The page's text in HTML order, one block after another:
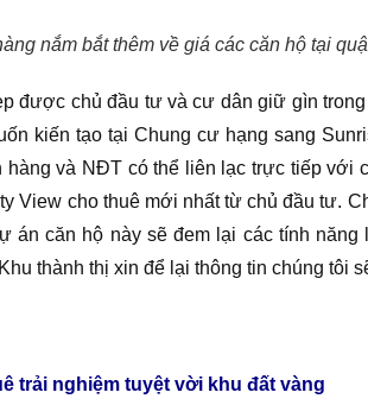
nắm bắt thêm về giá các căn hộ tại
được chủ đầu tư và cư dân giữ gìn
kiến tạo tại Chung cư hạng sang
và NĐT có thể liên lạc trực tiếp với
View cho thuê mới nhất từ chủ đầu tư.
án căn hộ này sẽ đem lại các tính
thành thị xin để lại thông tin chúng tôi
trải nghiệm tuyệt vời khu đất vàng